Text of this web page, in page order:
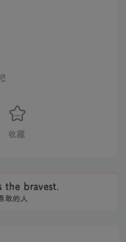
收藏
the bravest.
敢的人